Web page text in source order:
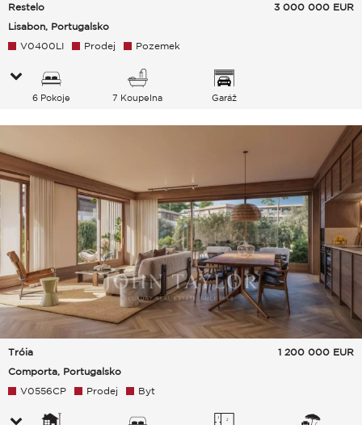
Restelo
Lisabon, Portugalsko
3 000 000 EUR
V0400LI Prodej Pozemek
6 Pokoje 7 Koupelna Garáž
Tróia
Comporta, Portugalsko
1 200 000 EUR
V0556CP Prodej Byt